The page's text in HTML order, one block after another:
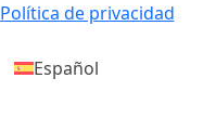
Política de privacidad
Español